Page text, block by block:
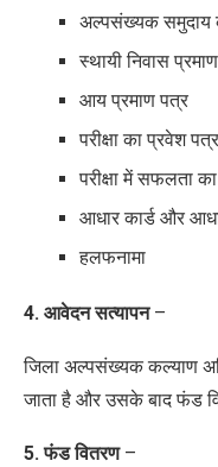
अल्पसंख्यक समुदाय
स्थायी निवास
आय प्रमाण पत्र
परीक्षा का प्रवेश पत्र
परीक्षा में सफलता
आधार कार्ड और
हलफनामा
4. आवेदन सत्यापन–
जिला अल्पसंख्यक कल्याण
जाता है और उसके बाद फंड
5. फंड वितरण–